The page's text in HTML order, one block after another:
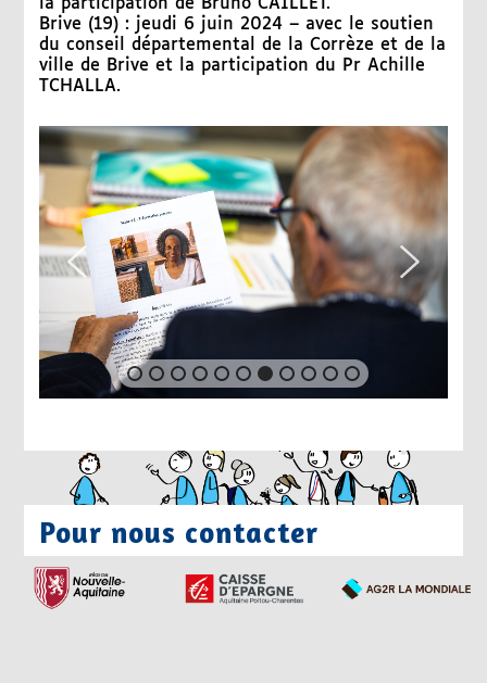
la participation de Bruno CAILLET.
Brive (19) : jeudi 6 juin 2024 – avec le soutien
du conseil départemental de la Corrèze et de la
ville de Brive et la participation du Pr Achille
TCHALLA.
Pour nous contacter